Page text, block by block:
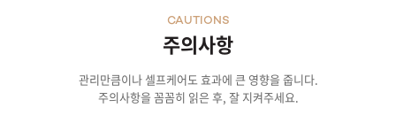
주의사항
CAUTIONS
관리만큼이나 셀프케어도 효과에 큰 영향을 줍니다.
주의사항을 꼼꼼히 읽은 후, 잘 지켜주세요.